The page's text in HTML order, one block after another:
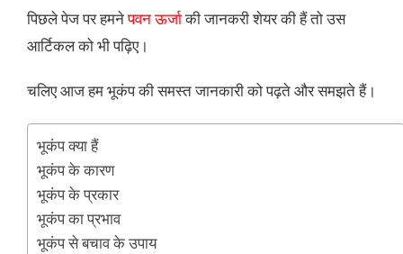
पिछले पेज पर हमनेपवन ऊर्जाकी जानकरी शेयर की हैं तो उस
आर्टिकल को भी पढ़िए।
चलिए आज हम भूकंप की समस्त जानकारी को पढ़ते और समझते हैं।
भूकंप क्या हैं
भूकंप के कारण
भूकंप के प्रकार
भूकंप का प्रभाव
भूकंप से बचाव के उपाय